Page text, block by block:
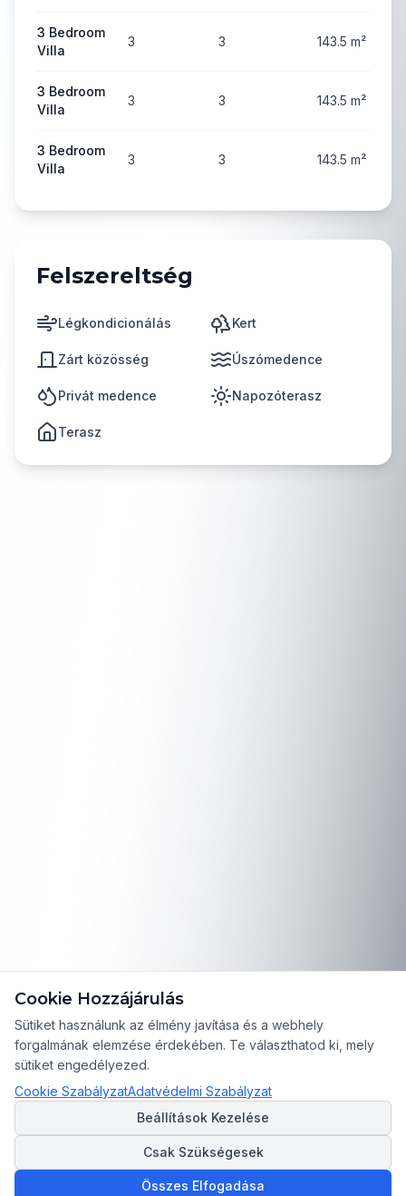
3 Bedroom
Villa
3 3 143.5 m²
3 Bedroom
Villa
3 3 143.5 m²
3 Bedroom
Villa
3 3 143.5 m²
Felszereltség
Légkondicionálás Kert
Zárt közösség Úszómedence
Privát medence Napozóterasz
Terasz
Cookie Hozzájárulás
Sütiket használunk az élmény javítása és a webhely
forgalmának elemzése érdekében. Te választhatod ki, mely
sütiket engedélyezed.
Cookie SzabályzatAdatvédelmi Szabályzat
Beállítások Kezelése
Csak Szükségesek
Összes Elfogadása